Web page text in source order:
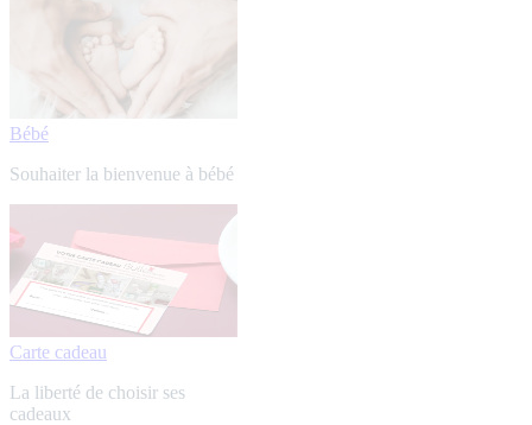
Bébé
Souhaiter la bienvenue à bébé
Carte cadeau
La liberté de choisir ses
cadeaux